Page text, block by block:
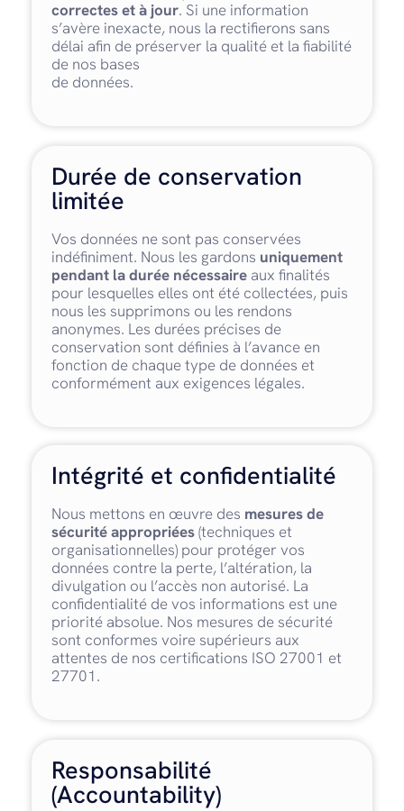
correctes et à jour. Si une information
s’avère inexacte, nous la rectifierons sans
délai afin de préserver la qualité et la fiabilité
de nos bases
de données.
Durée de conservation
limitée
Vos données ne sont pas conservées
indéfiniment. Nous les gardons uniquement
pendant la durée nécessaire aux finalités
pour lesquelles elles ont été collectées, puis
nous les supprimons ou les rendons
anonymes. Les durées précises de
conservation sont définies à l’avance en
fonction de chaque type de données et
conformément aux exigences légales.
Intégrité et confidentialité
Nous mettons en œuvre des mesures de
sécurité appropriées(techniques et
organisationnelles) pour protéger vos
données contre la perte, l’altération, la
divulgation ou l’accès non autorisé. La
confidentialité de vos informations est une
priorité absolue. Nos mesures de sécurité
sont conformes voire supérieurs aux
attentes de nos certifications ISO 27001 et
27701.
Responsabilité
(Accountability)